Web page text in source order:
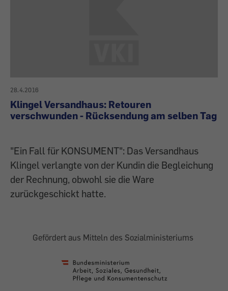
28.4.2016
Klingel Versandhaus: Retouren
verschwunden - Rücksendung am selben Tag
"Ein Fall für KONSUMENT": Das Versandhaus
Klingel verlangte von der Kundin die Begleichung
der Rechnung, obwohl sie die Ware
zurückgeschickt hatte.
Gefördert aus Mitteln des Sozialministeriums